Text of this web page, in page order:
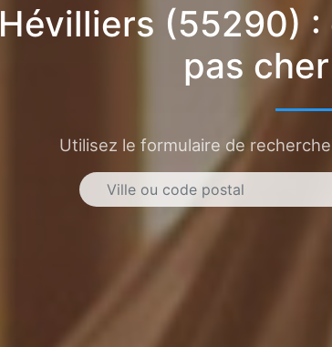
Hévilliers (55290) :
pas
Utilisez le formulaire de